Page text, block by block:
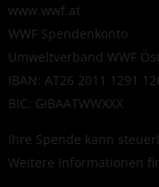
www.wwf.at
WWF Spendenkonto
Umweltverband WWF
IBAN: AT26 2011 1291
BIC: GIBAATWWXXX
Ihre Spende kann
Weitere Informationen